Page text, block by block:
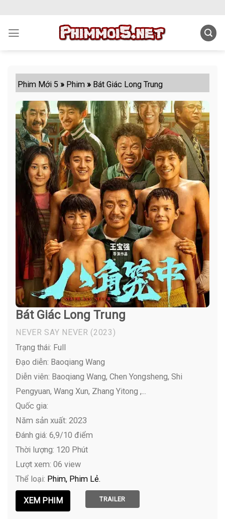
content
Phim Mới 5 » Phim » Bát Giác Long Trung
Bát Giác Long Trung
NEVER SAY NEVER (2023)
Trạng thái: Full
Đạo diễn: Baoqiang Wang
Diễn viên: Baoqiang Wang, Chen Yongsheng, Shi
Pengyuan, Wang Xun, Zhang Yitong ,...
Quốc gia:
Năm sản xuất: 2023
Đánh giá: 6,9/10 điểm
Thời lượng: 120 Phút
Lượt xem: 06 view
Thể loại: Phim Phim Lẻ
TRAILER